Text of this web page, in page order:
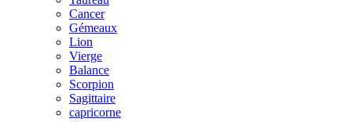
Cancer
Gémeaux
Lion
Vierge
Balance
Scorpion
Sagittaire
capricorne